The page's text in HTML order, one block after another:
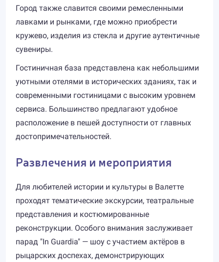
Город также славится своими ремесленными
лавками и рынками, где можно приобрести
кружево, изделия из стекла и другие аутентичные
сувениры.
Гостиничная база представлена как небольшими
уютными отелями в исторических зданиях, так и
современными гостиницами с высоким уровнем
сервиса. Большинство предлагают удобное
расположение в пешей доступности от главных
достопримечательностей.
Развлечения и мероприятия
Для любителей истории и культуры в Валетте
проходят тематические экскурсии, театральные
представления и костюмированные
реконструкции. Особого внимания заслуживает
парад "In Guardia" — шоу с участием актёров в
рыцарских доспехах, демонстрирующих